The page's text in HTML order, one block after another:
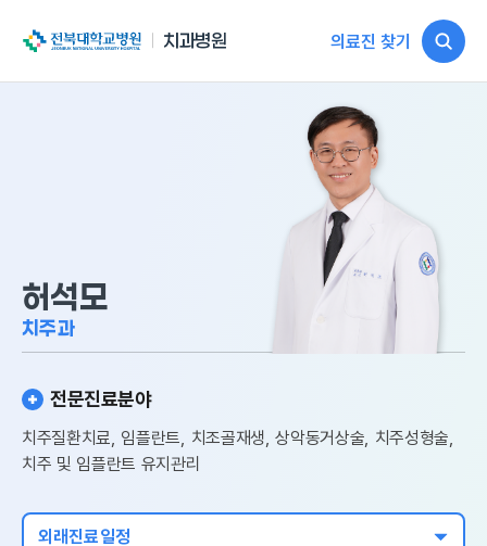
전북대학교병원
치과병원 의료진 찾기
허석모
치주과
전문진료분야
치주질환치료, 임플란트, 치조골재생, 상악동거상술, 치주성형술,
치주 및 임플란트 유지관리
외래진료일정